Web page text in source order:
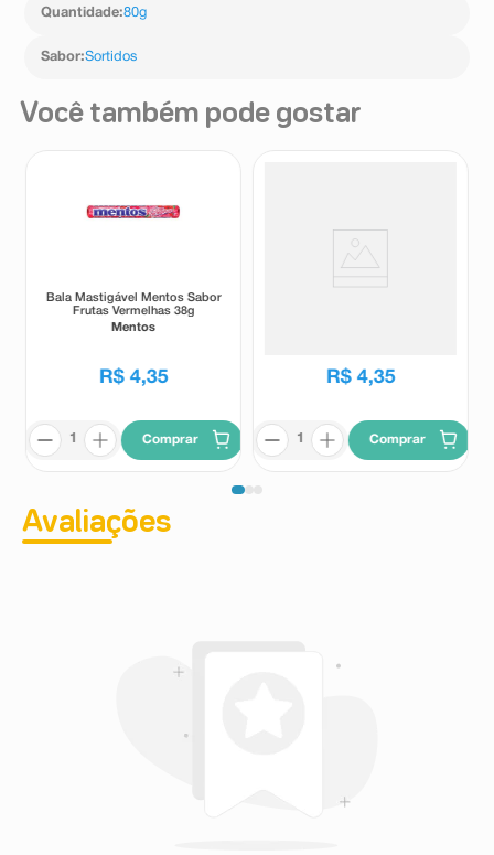
Quantidade:80g
Sabor:Sortidos
Você também pode gostar
Bala Mastigável Mentos Sabor
Frutas Vermelhas 38g
Mentos
R$ 4,35
Comprar
R$ 4,35
Comprar
Avaliações